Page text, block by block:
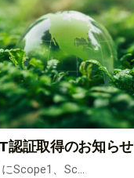
認証取得のお知らせ
Scope1、Sc...